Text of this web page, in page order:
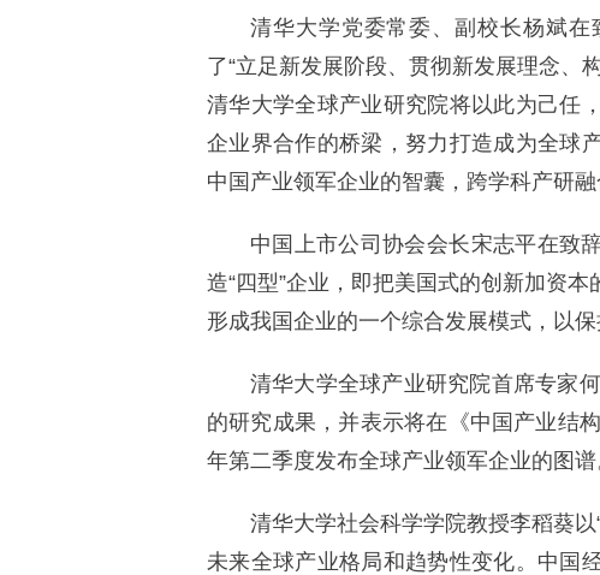
清华大学党委常委、副校长杨斌在
了“立足新发展阶段、 贯彻新发展理念、
清华大学全球产业研究院将以此为己任
企业界合作的桥梁，努力打造成为全球
中国产业领军企业的智囊，跨学科产研
中国上市公司协会会长宋志平在致
造“四型”企业，即把美国式的创新加资
形成我国企业的一个综合发展模式，以保
清华大学全球产业研究院首席专家
的研究成果，并表示将在《中国产业结
年第二季度发布全球产业领军企业的图谱
清华大学社会科学学院教授李稻葵
未来全球产业格局和趋势性变化。中国